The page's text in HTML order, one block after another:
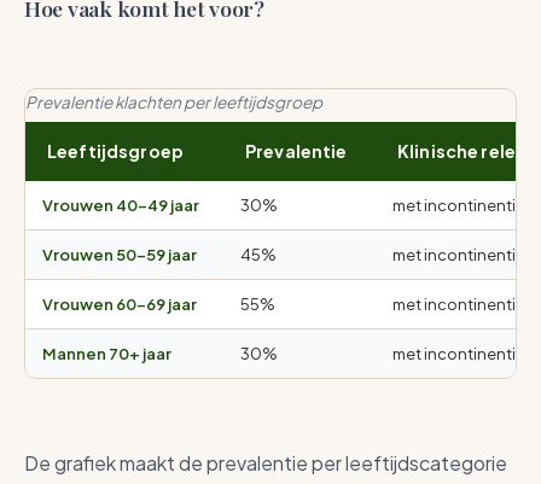
Hoe vaak komt het voor?
Prevalentie klachten per leeftijdsgroep
Leeftijdsgroep Prevalentie Klinische
Vrouwen 40-49 jaar 30% met incontinentie
Vrouwen 50-59 jaar 45% met incontinentie
Vrouwen 60-69 jaar 55% met incontinentie
Mannen 70+ jaar 30% met incontinentie
De grafiek maakt de prevalentie per leeftijdscategorie